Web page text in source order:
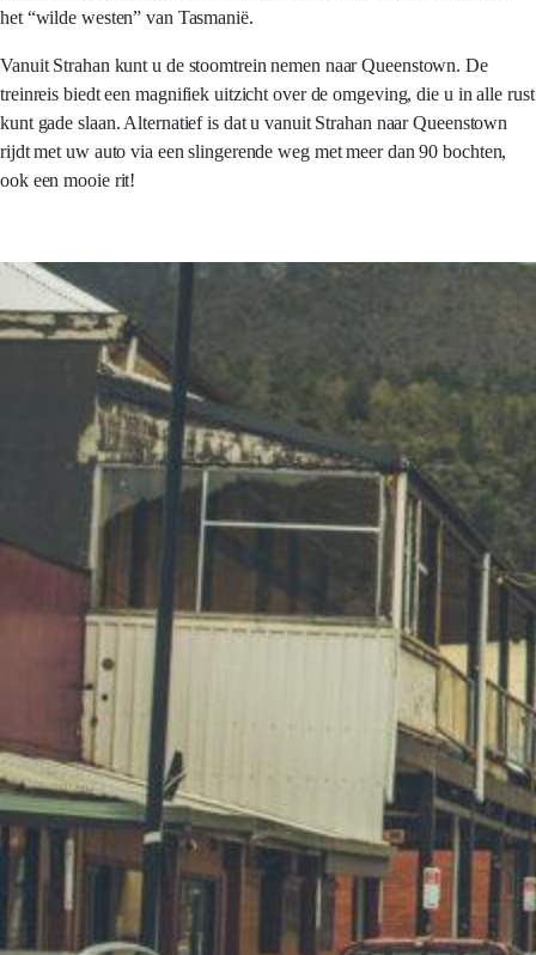
het “wilde westen” van Tasmanië.
Vanuit Strahan kunt u de stoomtrein nemen naar Queenstown. De
treinreis biedt een magnifiek uitzicht over de omgeving, die u in alle rust
kunt gade slaan. Alternatief is dat u vanuit Strahan naar Queenstown
rijdt met uw auto via een slingerende weg met meer dan 90 bochten,
ook een mooie rit!